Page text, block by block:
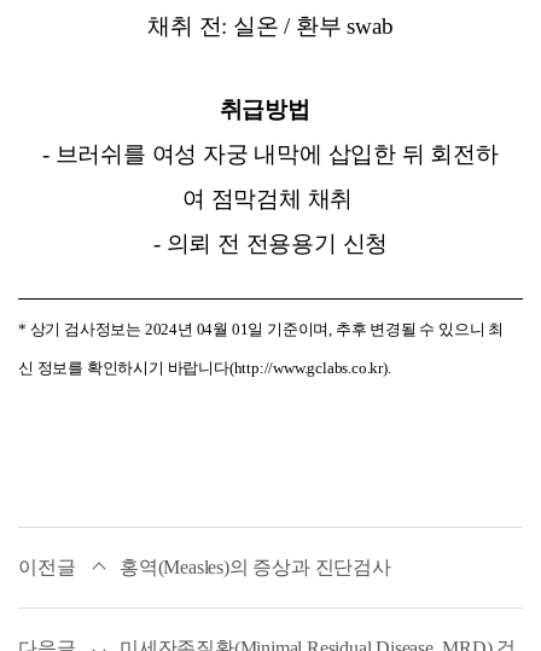
채취 전: 실온 / 환부 swab
취급방법
- 브러쉬를 여성 자궁 내막에 삽입한 뒤 회전하
여 점막검체 채취
- 의뢰 전 전용용기 신청
* 상기 검사정보는 2024년 04월 01일 기준이며, 추후 변경될 수 있으니 최
신 정보를 확인하시기 바랍니다(http://www.gclabs.co.kr).
이전글 홍역(Measles)의 증상과 진단검사